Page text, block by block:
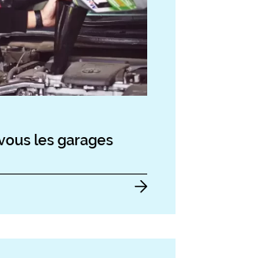
les garages